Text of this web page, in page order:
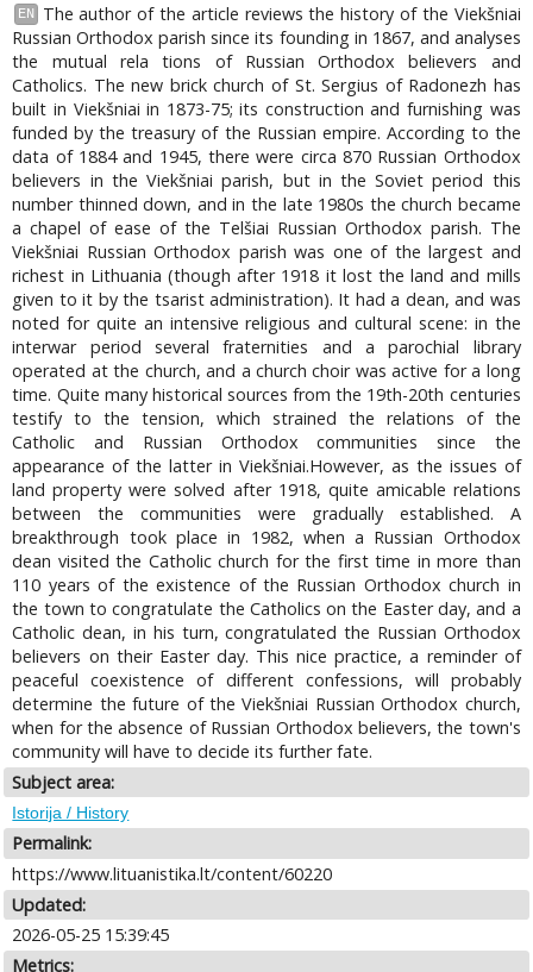
EN
The author of the article reviews the history of the Viekšniai
Russian Orthodox parish since its founding in 1867, and analyses
the mutual rela tions of Russian Orthodox believers and
Catholics. The new brick church of St. Sergius of Radonezh has
built in Viekšniai in 1873-75; its construction and furnishing was
funded by the treasury of the Russian empire. According to the
data of 1884 and 1945, there were circa 870 Russian Orthodox
believers in the Viekšniai parish, but in the Soviet period this
number thinned down, and in the late 1980s the church became
a chapel of ease of the Telšiai Russian Orthodox parish. The
Viekšniai Russian Orthodox parish was one of the largest and
richest in Lithuania (though after 1918 it lost the land and mills
given to it by the tsarist administration). It had a dean, and was
noted for quite an intensive religious and cultural scene: in the
interwar period several fraternities and a parochial library
operated at the church, and a church choir was active for a long
time. Quite many historical sources from the 19th-20th centuries
testify to the tension, which strained the relations of the
Catholic and Russian Orthodox communities since the
appearance of the latter in Viekšniai.However, as the issues of
land property were solved after 1918, quite amicable relations
between the communities were gradually established. A
breakthrough took place in 1982, when a Russian Orthodox
dean visited the Catholic church for the first time in more than
110 years of the existence of the Russian Orthodox church in
the town to congratulate the Catholics on the Easter day, and a
Catholic dean, in his turn, congratulated the Russian Orthodox
believers on their Easter day. This nice practice, a reminder of
peaceful coexistence of different confessions, will probably
determine the future of the Viekšniai Russian Orthodox church,
when for the absence of Russian Orthodox believers, the town's
community will have to decide its further fate.
Subject area:
Istorija / History
Permalink:
https://www.lituanistika.lt/content/60220
Updated:
2026-05-25 15:39:45
Metrics: